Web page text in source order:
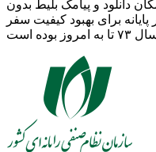
دانلود و پیامک بلیط بدون
برای بهبود کیفیت سفر